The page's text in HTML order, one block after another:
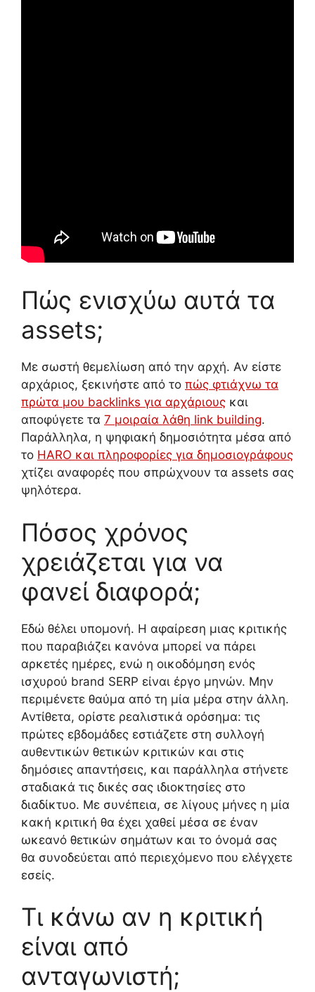
Πώς ενισχύω αυτά τα
assets;
Με σωστή θεμελίωση από την αρχή. Αν είστε
αρχάριος, ξεκινήστε από το πώς φτιάχνω τα
πρώτα μου backlinks για αρχάριους και
αποφύγετε τα 7 μοιραία λάθη link building.
Παράλληλα, η ψηφιακή δημοσιότητα μέσα από
το HARO και πληροφορίες για δημοσιογράφους
χτίζει αναφορές που σπρώχνουν τα assets σας
ψηλότερα.
Πόσος χρόνος
χρειάζεται για να
φανεί διαφορά;
Εδώ θέλει υπομονή. Η αφαίρεση μιας κριτικής
που παραβιάζει κανόνα μπορεί να πάρει
αρκετές ημέρες, ενώ η οικοδόμηση ενός
ισχυρού brand SERP είναι έργο μηνών. Μην
περιμένετε θαύμα από τη μία μέρα στην άλλη.
Αντίθετα, ορίστε ρεαλιστικά ορόσημα: τις
πρώτες εβδομάδες εστιάζετε στη συλλογή
αυθεντικών θετικών κριτικών και στις
δημόσιες απαντήσεις, και παράλληλα στήνετε
σταδιακά τις δικές σας ιδιοκτησίες στο
διαδίκτυο. Με συνέπεια, σε λίγους μήνες η μία
κακή κριτική θα έχει χαθεί μέσα σε έναν
ωκεανό θετικών σημάτων και το όνομά σας
θα συνοδεύεται από περιεχόμενο που ελέγχετε
εσείς.
Τι κάνω αν η κριτική
είναι από
ανταγωνιστή;